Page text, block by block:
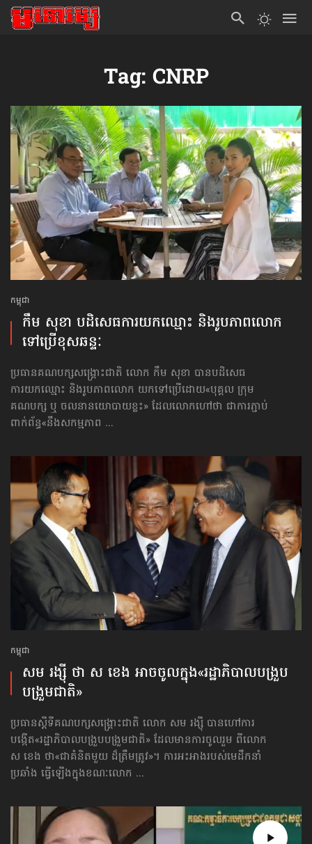
Tag: CNRP
កម្ពុជា
កឹម សុខា បដិសេធ​ការយកឈ្មោះ និង​រូបភាពលោក
ទៅប្រើខុសឆន្ទៈ
ប្រធានគណបក្សសង្គ្រោះជាតិ លោក កឹម សុខា បានបដិសេធ
ការយកឈ្មោះ និងរូបភាពលោក យកទៅប្រើដោយ«បុគ្គល ក្រុម
គណបក្ស ឬ ចលនានយោបាយខ្លះ» ដែលលោកហៅថា ជាការភ្ជាប់
ពាក់ព័ន្ធ«នឹងសកម្មភាព ...
កម្ពុជា
សម រង្ស៊ី ថា ស ខេង អាចចូលក្នុង​«រដ្ឋាភិបាល​បង្រួប
បង្រួមជាតិ»
ប្រធានស្ដីទីគណបក្សសង្គ្រោះជាតិ លោក សម រង្ស៊ី បានហៅការ
បង្កើត​«រដ្ឋាភិបាល​បង្រួបបង្រួមជាតិ» ដែលមាន​ការចូលរួម ពីលោក
ស ខេង ថា«ជាគំនិតមួយ ដ៏ត្រឹមត្រូវ»។ ការអះអាងរបស់មេដឹកនាំ
ប្រឆាំង ធ្វើឡើងក្នុង​ខណៈ​លោក ...